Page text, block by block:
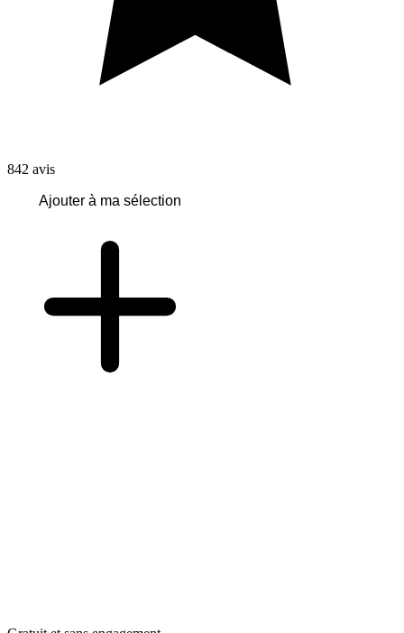
842 avis
Ajouter à ma sélection